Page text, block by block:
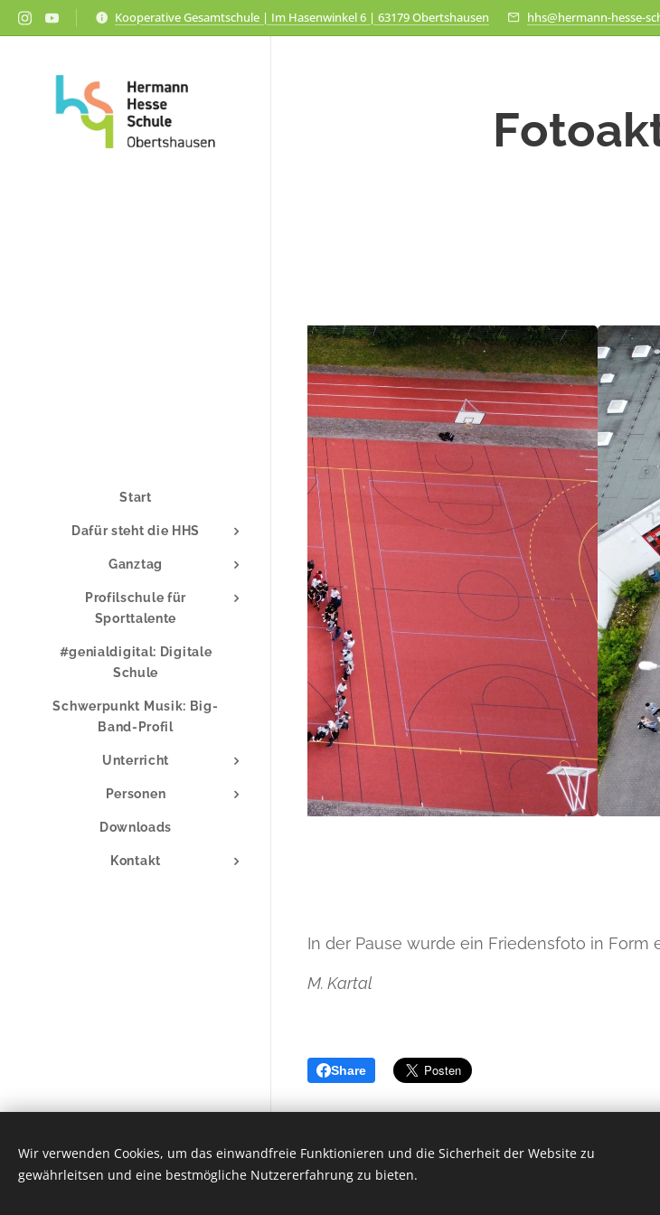
Kooperative Gesamtschule | Im Hasenwinkel 6 | 63179 Obertshausen hhs@hermann-hesse-
Start
Dafür steht die HHS
Ganztag
Profilschule für
Sporttalente
#genialdigital: Digitale
Schule
Schwerpunkt Musik: Big-
Band-Profil
Unterricht
Personen
Downloads
Kontakt
In der Pause wurde ein Friedensfoto in
M. Kartal
Share
Unterstützt vonWebnode
Wir verwenden Cookies, um das einwandfreie Funktionieren und die Sicherheit der Website zu
gewährleitsen und eine bestmögliche Nutzererfahrung zu bieten.